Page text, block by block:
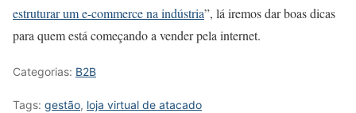
estruturar um e-commerce na indústria”, lá iremos dar boas dicas
para quem está começando a vender pela internet.
Categorias: B2B
Tags: gestão, loja virtual de atacado